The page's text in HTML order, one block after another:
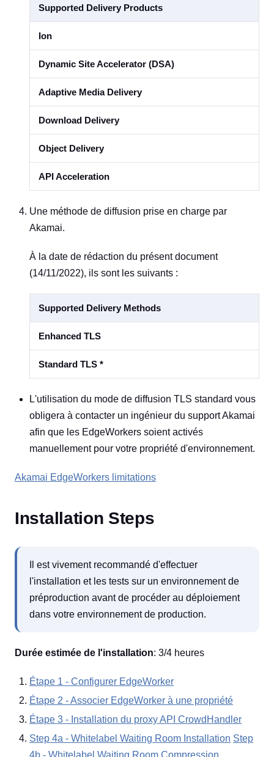
Supported Delivery Products
Ion
Dynamic Site Accelerator (DSA)
Adaptive Media Delivery
Download Delivery
Object Delivery
API Acceleration
Une méthode de diffusion prise en charge par
Akamai.
À la date de rédaction du présent document
(14/11/2022), ils sont les suivants :
Supported Delivery Methods
Enhanced TLS
Standard TLS *
L'utilisation du mode de diffusion TLS standard vous
obligera à contacter un ingénieur du support Akamai
afin que les EdgeWorkers soient activés
manuellement pour votre propriété d'environnement.
Akamai EdgeWorkers limitations
Installation Steps
Il est vivement recommandé d'effectuer
l'installation et les tests sur un environnement de
préproduction avant de procéder au déploiement
dans votre environnement de production.
Durée estimée de l'installation: 3/4 heures
Étape 1 - Configurer EdgeWorker
Étape 2 - Associer EdgeWorker à une propriété
Étape 3 - Installation du proxy API CrowdHandler
Step 4a - Whitelabel Waiting Room Installation Step
4b - Whitelabel Waiting Room Compression